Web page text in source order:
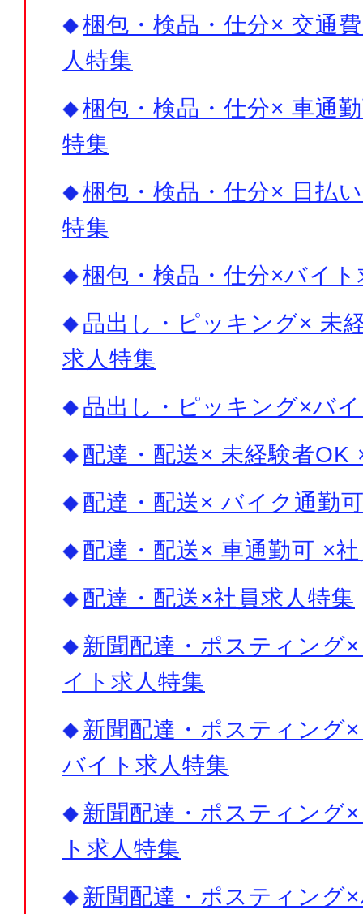
梱包・検品・仕分× 交通
人特集
梱包・検品・仕分× 車通
特集
梱包・検品・仕分× 日払
特集
梱包・検品・仕分×バイ
品出し・ピッキング× 未
求人特集
品出し・ピッキング×バ
配達・配送× 未経験者OK
配達・配送× バイク通勤
配達・配送× 車通勤可 ×
配達・配送×社員求人特集
新聞配達・ポスティング
イト求人特集
新聞配達・ポスティング
バイト求人特集
新聞配達・ポスティング
ト求人特集
新聞配達・ポスティング